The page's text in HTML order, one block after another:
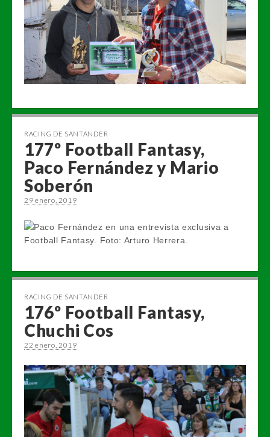
RACING DE SANTANDER
177º Football Fantasy,
Paco Fernández y Mario
Soberón
29 enero, 2019
RACING DE SANTANDER
176º Football Fantasy,
Chuchi Cos
22 enero, 2019